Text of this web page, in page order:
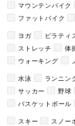
マウンテンバイク
ファットバイク
ヨガ
ピラティ
ストレッチ
体
ウォーキング
水泳
ランニン
サッカー
野球
バスケットボール
スキー
スノー